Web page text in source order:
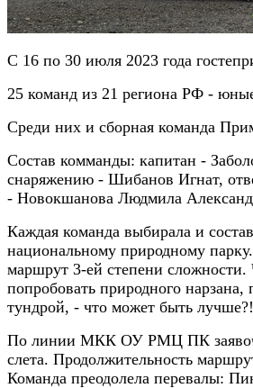
С 16 по 30 июля 2023 года
25 команд из 21 региона РФ -
Среди них и сборная команда
Состав комманды: капитан -
снаряжению - Шибанов Игнат,
- Новокшанова Людмила
Каждая команда выбирала и
национальному природному
маршрут 3-ей степени
попробовать природного
тундрой, - что может быть лучше?!
По линии МКК ОУ РМЦ ПК
слета. Продолжительность
Команда преодолела перевалы: